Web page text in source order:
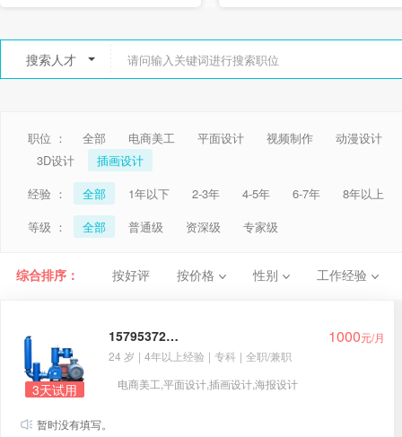
海报设计
报设计
搜索人才
职位 ： 全部 电商美工 平面设计 视频制作
动漫设计
3D设计
插画设计
经验 ：
全部 1年以下 2-3年 4-5年 6-7年
8年以上
等级 ：
全部 普通级 资深级 专家级
综合排序： 按好评 按价格 性别 工作经验
3天试用
15795372579 1000元/月
24 岁 | 4年以上经验 | 专科 | 全职/兼职
电商美工,平面设计,插画设计,海报设计
暂时没有填写。